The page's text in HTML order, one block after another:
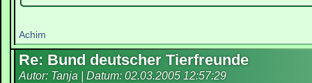
Achim
Re: Bund deutscher Tierfreunde
Autor: Tanja | Datum: 02.03.2005 12:57:29